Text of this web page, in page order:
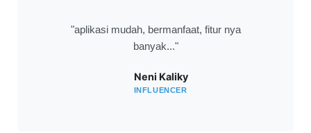
"aplikasi mudah, bermanfaat, fitur nya
banyak..."
Neni Kaliky
INFLUENCER